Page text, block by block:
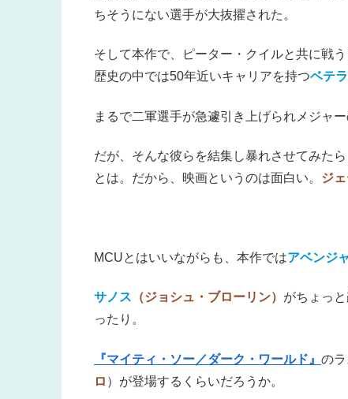
ちそうにない選手が大抜擢された。
そして本作で、ピーター・クイルと共に戦
歴史の中では50年近いキャリアを持つベテ
まるで二軍選手が急遽引き上げられメジャ
だが、そんな彼らを結集し暴れさせてみた
とは。だから、映画というのは面白い。 ジ
MCUとはいいながらも、本作ではアベンジ
サノス （ジョシュ・ブローリン） がちょっ
ったり。
『マイティ・ソー／ダーク・ワールド』 の
ロ ）が登場するくらいだろうか。